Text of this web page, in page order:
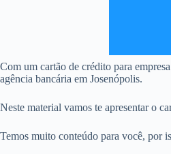
Com um cartão de crédito para
agência bancária em Josenópolis.
Neste material vamos te apresentar o
Temos muito conteúdo para você, por